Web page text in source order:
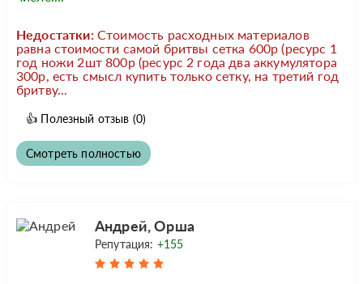
Недостатки: Стоимость расходных материалов
равна стоимости самой бритвы сетка 600р (ресурс 1
год ножи 2шт 800р (ресурс 2 года два аккумулятора
300р, есть смысл купить только сетку, на третий год
бритву...
👍 Полезный отзыв (0)
Смотреть полностью
Андрей, Орша
Репутация: +155